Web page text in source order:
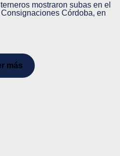
mostraron subas en el
Córdoba, en
más